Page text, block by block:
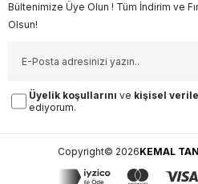
Bültenimize Üye Olun ! Tüm İndirim ve
Olsun!
Üyelik koşullarını ve kişisel
ediyorum.
Copyright© 2026KEMAL